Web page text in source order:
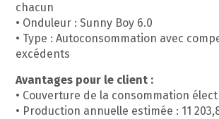
chacun
• Onduleur : Sunny Boy 6.0
• Type : Autoconsommation avec
excédents
Avantages pour le client :
• Couverture de la consommation
• Production annuelle estimée : 11